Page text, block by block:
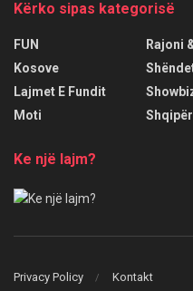
Kërko sipas kategorisë
FUN
Kosove
Lajmet E Fundit
Moti
Rajoni
Ke një lajm?
Privacy Policy Kontakt